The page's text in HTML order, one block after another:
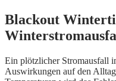
Blackout
Ein plötzlicher Stromausfall
Auswirkungen auf den